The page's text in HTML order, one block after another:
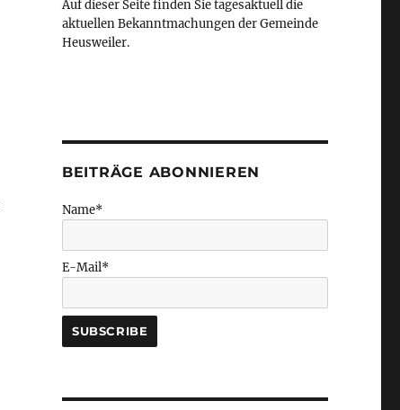
Auf dieser Seite finden Sie tagesaktuell die
aktuellen Bekanntmachungen der Gemeinde
Heusweiler.
BEITRÄGE ABONNIEREN
Name*
E-Mail*